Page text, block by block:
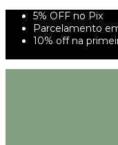
5% OFF no Pix
Parcelamento
10% off na